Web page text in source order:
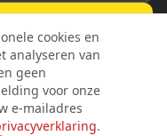
cookies en
analyseren van
geen
voor onze
e-mailadres
.
rechten voorbehouden.